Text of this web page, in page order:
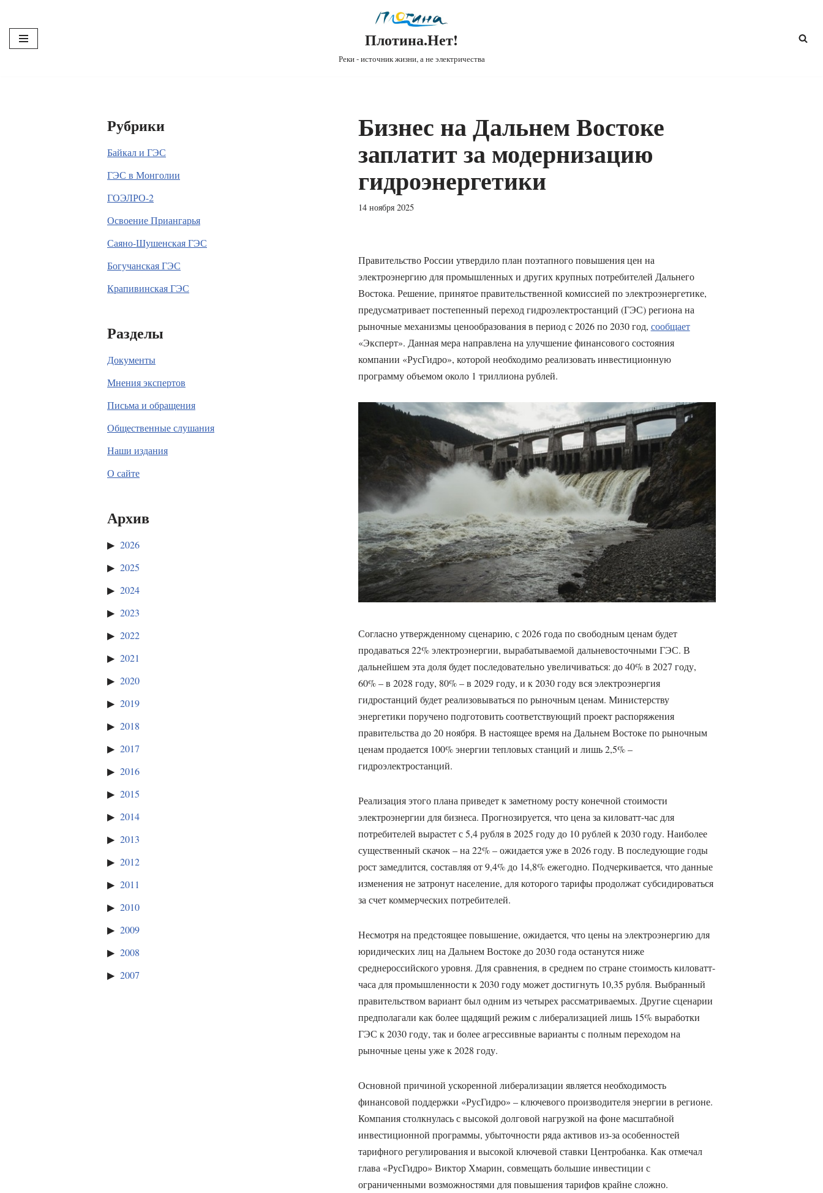
Перейти
к
Плотина.Нет!
Реки - источник жизни, а не электричества
Рубрики
Байкал и ГЭС
ГЭС в Монголии
ГОЭЛРО-2
Освоение Приангарья
Саяно-Шушенская ГЭС
Богучанская ГЭС
Крапивинская ГЭС
Разделы
Документы
Мнения экспертов
Письма и обращения
Общественные слушания
Наши издания
О сайте
Архив
2026
2025
2024
2023
2022
2021
2020
2019
2018
2017
2016
2015
2014
2013
2012
2011
2010
2009
2008
2007
Бизнес на Дальнем Востоке
заплатит за модернизацию
гидроэнергетики
14 ноября 2025
Правительство России утвердило план поэтапного повышения цен на
электроэнергию для промышленных и других крупных потребителей Дальнего
Востока. Решение, принятое правительственной комиссией по электроэнергетике,
предусматривает постепенный переход гидроэлектростанций (ГЭС) региона на
рыночные механизмы ценообразования в период с 2026 по 2030 год, сообщает
«Эксперт». Данная мера направлена на улучшение финансового состояния
компании «РусГидро», которой необходимо реализовать инвестиционную
программу объемом около 1 триллиона рублей.
Согласно утвержденному сценарию, с 2026 года по свободным ценам будет
продаваться 22% электроэнергии, вырабатываемой дальневосточными ГЭС. В
дальнейшем эта доля будет последовательно увеличиваться: до 40% в 2027 году,
60% – в 2028 году, 80% – в 2029 году, и к 2030 году вся электроэнергия
гидростанций будет реализовываться по рыночным ценам. Министерству
энергетики поручено подготовить соответствующий проект распоряжения
правительства до 20 ноября. В настоящее время на Дальнем Востоке по рыночным
ценам продается 100% энергии тепловых станций и лишь 2,5% –
гидроэлектростанций.
Реализация этого плана приведет к заметному росту конечной стоимости
электроэнергии для бизнеса. Прогнозируется, что цена за киловатт-час для
потребителей вырастет с 5,4 рубля в 2025 году до 10 рублей к 2030 году. Наиболее
существенный скачок – на 22% – ожидается уже в 2026 году. В последующие годы
рост замедлится, составляя от 9,4% до 14,8% ежегодно. Подчеркивается, что данные
изменения не затронут население, для которого тарифы продолжат субсидироваться
за счет коммерческих потребителей.
Несмотря на предстоящее повышение, ожидается, что цены на электроэнергию для
юридических лиц на Дальнем Востоке до 2030 года останутся ниже
среднероссийского уровня. Для сравнения, в среднем по стране стоимость киловатт-
часа для промышленности к 2030 году может достигнуть 10,35 рубля. Выбранный
правительством вариант был одним из четырех рассматриваемых. Другие сценарии
предполагали как более щадящий режим с либерализацией лишь 15% выработки
ГЭС к 2030 году, так и более агрессивные варианты с полным переходом на
рыночные цены уже к 2028 году.
Основной причиной ускоренной либерализации является необходимость
финансовой поддержки «РусГидро» – ключевого производителя энергии в регионе.
Компания столкнулась с высокой долговой нагрузкой на фоне масштабной
инвестиционной программы, убыточности ряда активов из-за особенностей
тарифного регулирования и высокой ключевой ставки Центробанка. Как отмечал
глава «РусГидро» Виктор Хмарин, совмещать большие инвестиции с
ограниченными возможностями для повышения тарифов крайне сложно.